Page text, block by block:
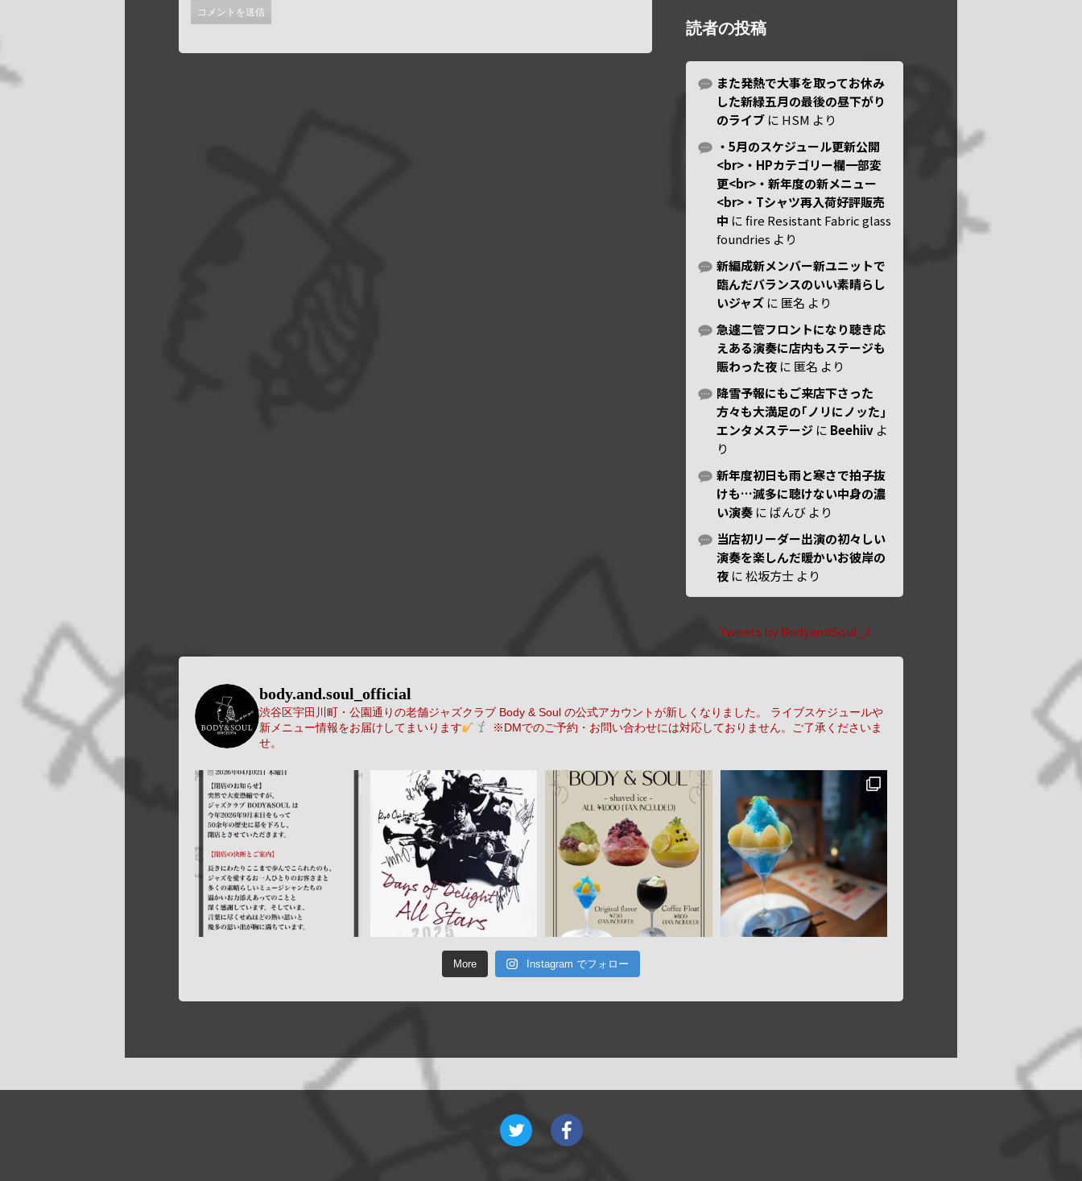
読者の投稿
また発熱で大事を取ってお休み
した新緑五月の最後の昼下がり
のライブ に HSM より
・5月のスケジュール更新公開
<br>・HPカテゴリー欄一部変
更<br>・新年度の新メニュー
<br>・Tシャツ再入荷好評販売
中 にfire Resistant Fabric glass
foundries より
新編成新メンバー新ユニットで
臨んだバランスのいい素晴らし
いジャズ に 匿名 より
急遽二管フロントになり聴き応
えある演奏に店内もステージも
賑わった夜 に 匿名 より
降雪予報にもご来店下さった
方々も大満足の｢ノリにノッた｣
エンタメステージ に Beehiiv よ
り
新年度初日も雨と寒さで拍子抜
けも…滅多に聴けない中身の濃
い演奏 に ばんび より
当店初リーダー出演の初々しい
演奏を楽しんだ暖かいお彼岸の
夜 に松坂方士 より
Tweets by BodyandSoul_J
body.and.soul_official
渋谷区宇田川町・公園通りの老舗ジャズクラブ Body & Soul の公式アカウントが新しくなりました。
ライブスケジュールや
新メニュー情報をお届けしてまいります
※DMでのご予約・お問い合わせには対応しておりません。ご了承くださいま
せ。
More Instagram でフォロー